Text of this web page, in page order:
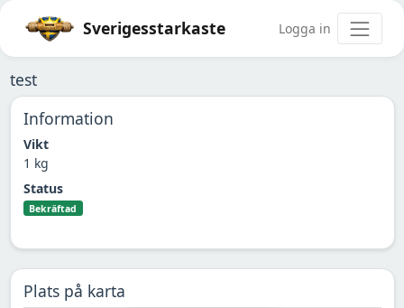
Sverigesstarkaste Logga in
test
Information
Vikt
1 kg
Status
Bekräftad
Plats på karta